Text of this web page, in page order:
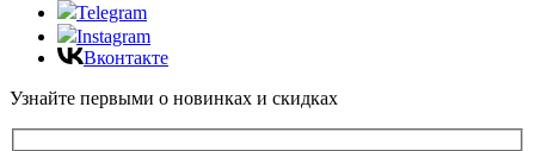
Telegram
Instagram
Вконтакте
Узнайте первыми о новинках и скидках